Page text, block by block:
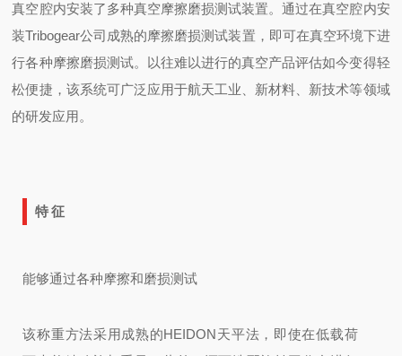
真空腔内安装了多种真空摩擦磨损测试装置。通过在真空腔内安
装Tribogear公司成熟的摩擦磨损测试装置，即可在真空环境下进
行各种摩擦磨损测试。以往难以进行的真空产品评估如今变得轻
松便捷，该系统可广泛应用于航天工业、新材料、新技术等领域
的研发应用。
特征
能够通过各种摩擦和磨损测试
该称重方法采用成熟的HEIDON天平法，即使在低载荷